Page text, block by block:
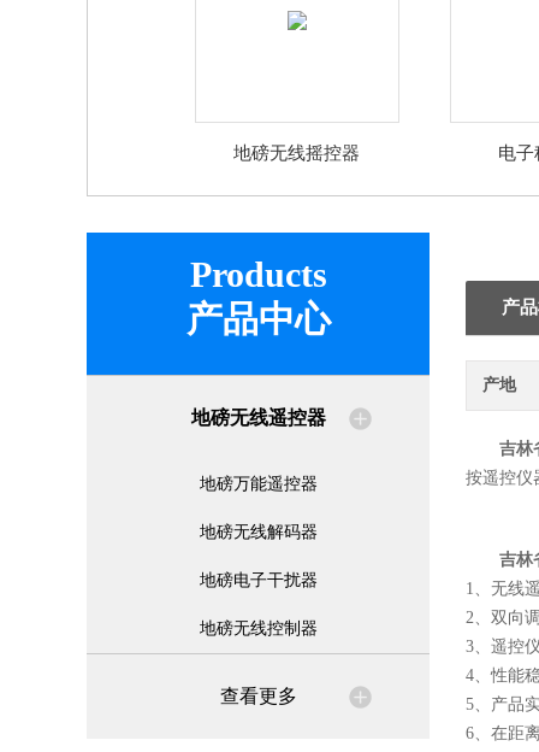
地磅无线摇控器 电子
Products
产品中心
地磅无线遥控器
地磅万能遥控器
地磅无线解码器
地磅电子干扰器
地磅无线控制器
查看更多
产
产地
吉林
按遥控仪
吉林
1、无线
2、双向
3、遥控
4、性能
5、产品
6、在距